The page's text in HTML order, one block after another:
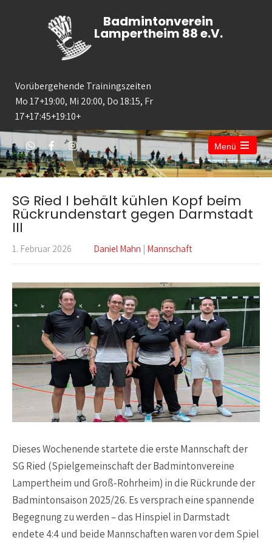
Badmintonverein
Lampertheim 88 e.V.
Vorübergehende Trainingszeiten
Mo 17+19:00, Mi 20:00, Do 18:15, Fr
17+17:45+19:10+
Menü
SG Ried I behält kühlen Kopf beim
Rückrundenstart gegen Darmstadt
III
1. Februar 2026 Daniel Mahn | Mannschaft
Dieses Wochenende startete die erste Mannschaft der
SG Ried (Spielgemeinschaft der Badmintonvereine
Lampertheim und Groß-Rohrheim) in die Rückrunde der
Badmintonsaison 2025/26. Es versprach eine spannende
Begegnung zu werden – das Hinspiel in Darmstadt
endete 4:4 und beide Mannschaften waren vor dem Spiel